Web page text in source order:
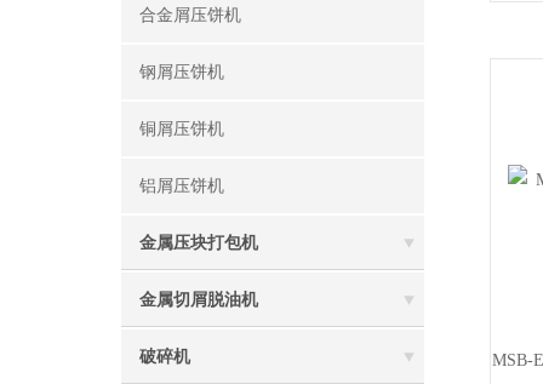
合金屑压饼机
钢屑压饼机
铜屑压饼机
铝屑压饼机
金属压块打包机
金属切屑脱油机
破碎机 MSB-